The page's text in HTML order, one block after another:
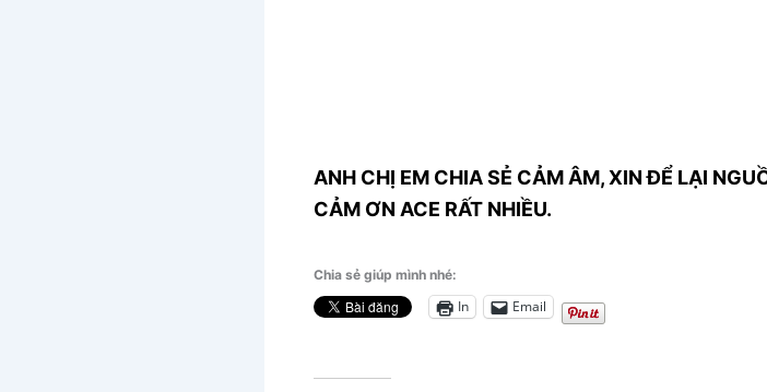
ANH CHỊ EM CHIA SẺ CẢM ÂM, XIN ĐỂ LẠI
CẢM ƠN ACE RẤT NHIỀU.
Chia sẻ giúp mình nhé:
In Email